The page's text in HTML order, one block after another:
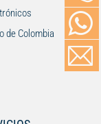
de Colombia